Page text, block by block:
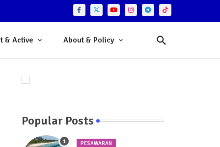
& Active About & Policy
Popular Posts
PESAWARAN